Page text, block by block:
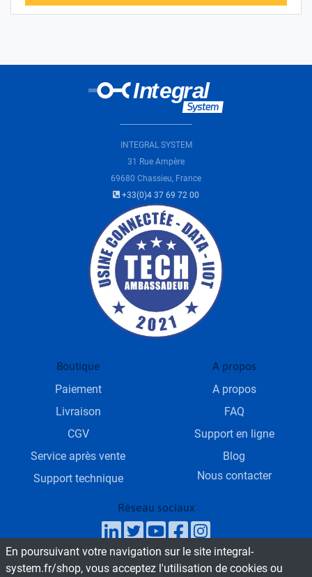
Loading...
INTEGRAL SYSTEM
31 Rue Ampère
69680 Chassieu, France
+33(0)4 37 69 72 00
Boutique
Paiement
Livraison
CGV
Service après vente
Support technique
A propos
A propos
FAQ
Support en ligne
Blog
Nous contacter
Réseau sociaux
SAV & Service commercial
En poursuivant votre navigation sur le site integral-
system.fr/shop, vous acceptez l'utilisation de cookies ou